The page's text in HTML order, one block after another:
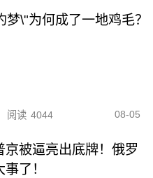
\"为何成了一地鸡毛？
阅读 4044 08-05
京被逼亮出底牌！俄罗
了！